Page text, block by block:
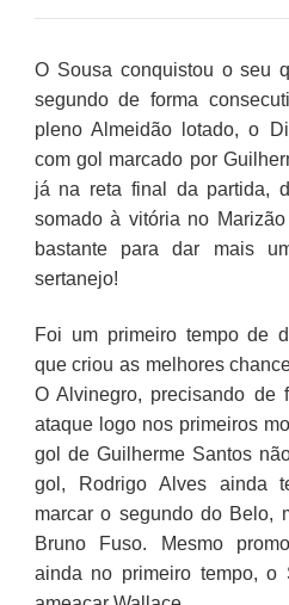
O Sousa conquistou o seu
segundo de forma
pleno Almeidão lotado, o
com gol marcado por
já na reta final da partida,
somado à vitória no
bastante para dar mais
sertanejo!
Foi um primeiro tempo de
que criou as melhores
O Alvinegro, precisando de
ataque logo nos primeiros
gol de Guilherme Santos
gol, Rodrigo Alves ainda
marcar o segundo do Belo,
Bruno Fuso. Mesmo
ainda no primeiro tempo, o